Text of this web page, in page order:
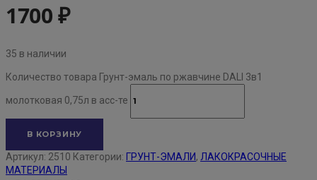
1700₽
35 в наличии
Количество товара Грунт-эмаль по ржавчине DALI 3в1
молотковая 0,75л в асс-те
В КОРЗИНУ
Артикул: 2510 Категории: ГРУНТ-ЭМАЛИ, ЛАКОКРАСОЧНЫЕ
МАТЕРИАЛЫ